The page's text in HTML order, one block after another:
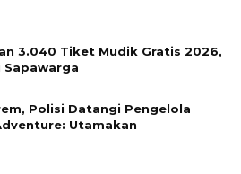
3.040 Tiket Mudik Gratis 2026,
Polisi Datangi Pengelola
Utamakan